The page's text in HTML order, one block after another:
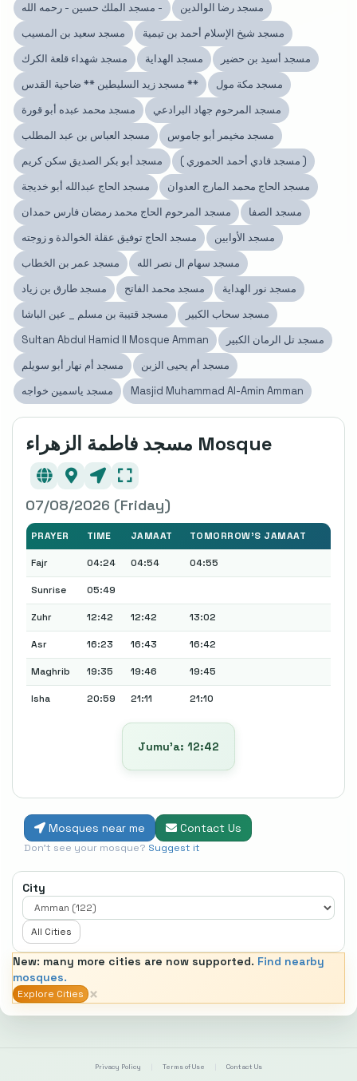
مسجد الملك حسين - رحمه الله -
مسجد رضا الوالدين
مسجد سعيد بن المسيب
مسجد شيخ الإسلام أحمد بن تيمية
مسجد شهداء قلعة الكرك
مسجد الهداية
مسجد أسيد بن حضير
مسجد زيد السليطين ** ضاحية القدس **
مسجد مكة مول
مسجد محمد عبده أبو قورة
مسجد المرحوم جهاد البرادعي
مسجد العباس بن عبد المطلب
مسجد مخيمر أبو جاموس
مسجد أبو بكر الصديق سكن كريم
( مسجد فادي أحمد الحموري )
مسجد الحاج عبدالله أبو خديجة
مسجد الحاج محمد المارج العدوان
مسجد المرحوم الحاج محمد رمضان فارس حمدان
مسجد الصفا
مسجد الحاج توفيق عقلة الخوالدة و زوجته
مسجد الأوابين
مسجد عمر بن الخطاب
مسجد سهام ال نصر الله
مسجد طارق بن زياد
مسجد محمد الفاتح
مسجد نور الهداية
مسجد قتيبة بن مسلم _ عين الباشا
مسجد سحاب الكبير
Sultan Abdul Hamid II Mosque Amman
مسجد تل الرمان الكبير
مسجد أم نهار أبو سويلم
مسجد أم يحيى الزبن
مسجد ياسمين خواجه
Masjid Muhammad Al-Amin Amman
مسجد فاطمة الزهراء Mosque
07/08/2026 (Friday)
PRAYER TIME JAMAAT TOMORROW'S JAMAAT
Fajr 04:24 04:54 04:55
Sunrise 05:49
Zuhr 12:42 12:42 13:02
Asr 16:23 16:43 16:42
Maghrib 19:35 19:46 19:45
Isha 20:59 21:11 21:10
Jumu’a: 12:42
Mosques near me Contact Us
Don't see your mosque? Suggest it
City
All Cities
New: many more cities are now supported. Find nearby
mosques.
Explore Cities ×
Privacy Policy Terms of Use Contact Us